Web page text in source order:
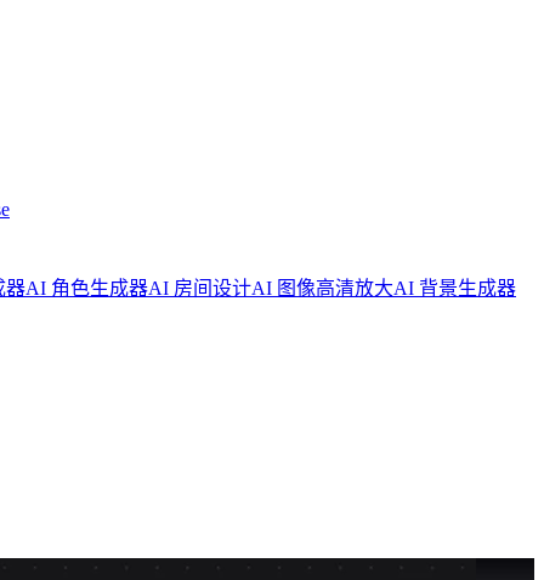
器AI 角色生成器AI 房间设计AI 图像高清放大AI 背景生成器